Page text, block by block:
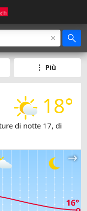
Più
18°
di notte 17, di